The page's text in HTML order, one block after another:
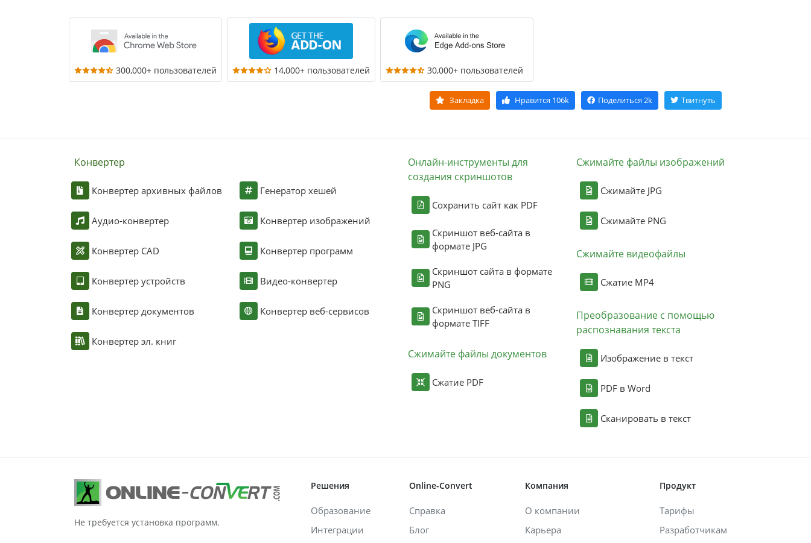
300,000+ пользователей 14,000+ пользователей 30,000+ пользователей
Закладка Нравится 106k Поделиться 2k Твитнуть
Конвертер
Конвертер архивных файлов
Аудио-конвертер
Конвертер CAD
Конвертер устройств
Конвертер документов
Конвертер эл. книг
Генератор хешей
Конвертер изображений
Конвертер программ
Видео-конвертер
Конвертер веб-сервисов
Онлайн-инструменты для
создания скриншотов
Сохранить сайт как PDF
Скриншот веб-сайта в
формате JPG
Скриншот сайта в формате
PNG
Скриншот веб-сайта в
формате TIFF
Сжимайте файлы документов
Сжатие PDF
Сжимайте файлы изображений
Сжимайте JPG
Сжимайте PNG
Сжимайте видеофайлы
Сжатие MP4
Преобразование с помощью
распознавания текста
Изображение в текст
PDF в Word
Сканировать в текст
Не требуется установка программ.
Решения
Образование
Интеграции
Online-Convert
Справка
Блог
Компания
О компании
Карьера
Продукт
Тарифы
Разработчикам